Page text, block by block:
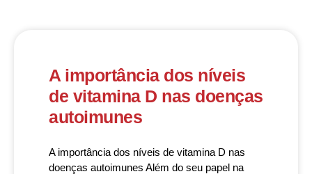
A importância dos níveis
de vitamina D nas doenças
autoimunes
A importância dos níveis de vitamina D nas
doenças autoimunes Além do seu papel na